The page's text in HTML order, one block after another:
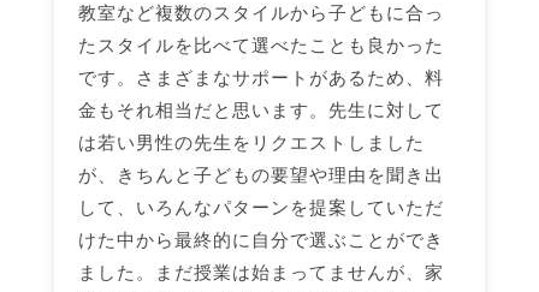
教室など複数のスタイルから子どもに合っ
たスタイルを比べて選べたことも良かった
です。さまざまなサポートがあるため、料
金もそれ相当だと思います。先生に対して
は若い男性の先生をリクエストしました
が、きちんと子どもの要望や理由を聞き出
して、いろんなパターンを提案していただ
けた中から最終的に自分で選ぶことができ
ました。まだ授業は始まってませんが、家